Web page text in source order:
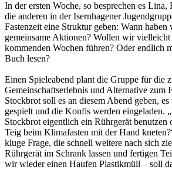
In der ersten Woche, so besprechen es
die anderen in der Isernhagener
Fastenzeit eine Struktur geben: Wann
gemeinsame Aktionen? Wollen wir
kommenden Wochen führen? Oder endlich
Buch lesen?
Einen Spieleabend plant die Gruppe für die
Gemeinschaftserlebnis und Alternative zum
Stockbrot soll es an diesem Abend geben,
gespielt und die Konfis werden eingeladen.
Stockbrot eigentlich ein Rührgerät benutzen
Teig beim Klimafasten mit der Hand
kluge Frage, die schnell weitere nach sich
Rührgerät im Schrank lassen und fertigen
wir wieder einen Haufen Plastikmüll – soll